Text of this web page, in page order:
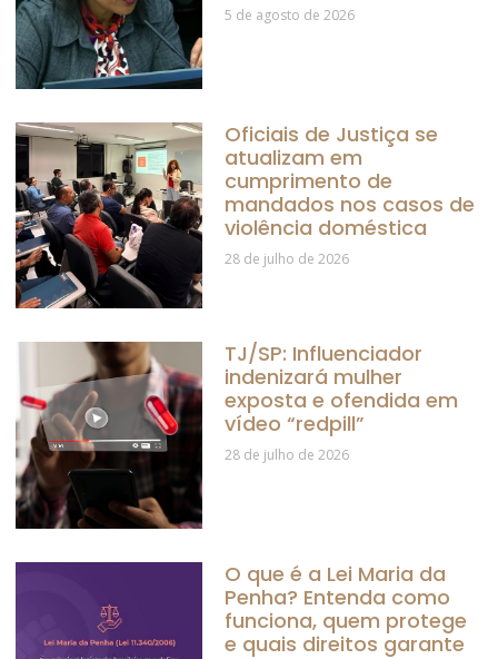
5 de agosto de 2026
Oficiais de Justiça se
atualizam em
cumprimento de
mandados nos casos de
violência doméstica
28 de julho de 2026
TJ/SP: Influenciador
indenizará mulher
exposta e ofendida em
vídeo “redpill”
28 de julho de 2026
O que é a Lei Maria da
Penha? Entenda como
funciona, quem protege
e quais direitos garante